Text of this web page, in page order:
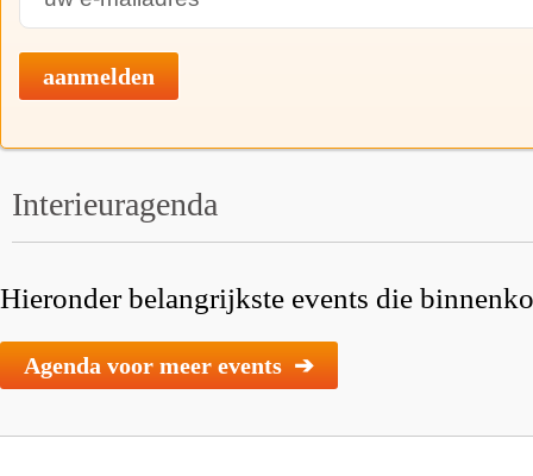
aanmelden
Interieuragenda
Hieronder belangrijkste events die
Agenda voor meer events ➔